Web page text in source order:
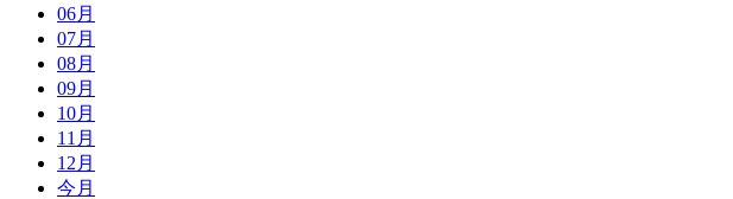
06月
07月
08月
09月
10月
11月
12月
今月